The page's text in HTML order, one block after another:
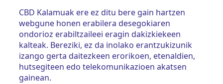
CBD Kalamuak ere ez ditu bere gain hartzen
webgune honen erabilera desegokiaren
ondorioz erabiltzaileei eragin dakizkiekeen
kalteak. Bereziki, ez da inolako erantzukizunik
izango gerta daitezkeen erorikoen, etenaldien,
hutsegiteen edo telekomunikazioen akatsen
gainean.